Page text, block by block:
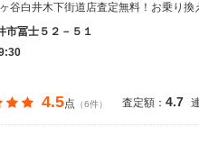
谷白井木下街道店査定無料！お乗り換
市冨士５２－５１
4.5点 （6件） 査定額： 4.7